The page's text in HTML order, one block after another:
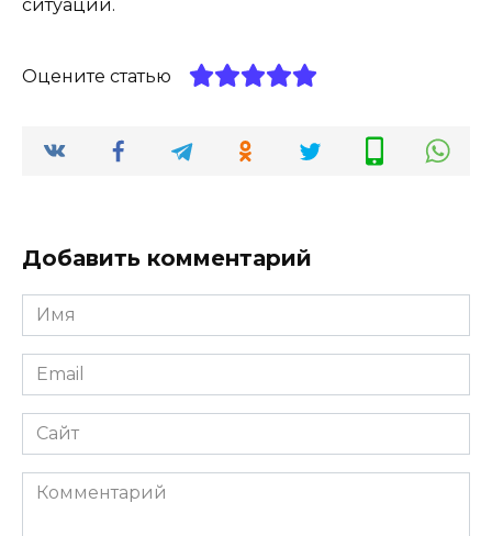
ситуации.
Оцените статью
Добавить комментарий
Имя
Email
Сайт
Комментарий